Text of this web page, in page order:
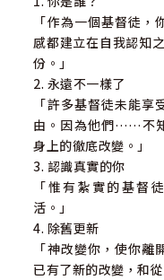
「作為一個基督徒
感都建立在自我認知
份。」
2. 永遠不一樣了
「許多基督徒未能
由。因為他們……不
身上的徹底改變。」
3. 認識真實的你
「惟有紮實的基督
活。」
4. 除舊更新
「神改變你，使你
已有了新的改變，和從